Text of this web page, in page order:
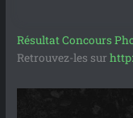
Résultat Concours
Retrouvez-les sur